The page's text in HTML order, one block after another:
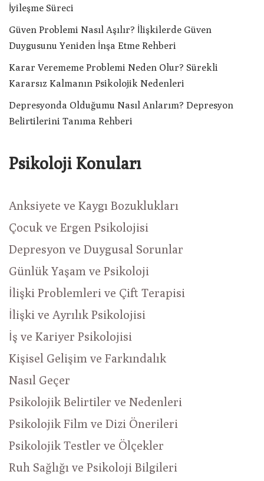
İyileşme Süreci
Güven Problemi Nasıl Aşılır? İlişkilerde Güven
Duygusunu Yeniden İnşa Etme Rehberi
Karar Verememe Problemi Neden Olur? Sürekli
Kararsız Kalmanın Psikolojik Nedenleri
Depresyonda Olduğumu Nasıl Anlarım? Depresyon
Belirtilerini Tanıma Rehberi
Psikoloji Konuları
Anksiyete ve Kaygı Bozuklukları
Çocuk ve Ergen Psikolojisi
Depresyon ve Duygusal Sorunlar
Günlük Yaşam ve Psikoloji
İlişki Problemleri ve Çift Terapisi
İlişki ve Ayrılık Psikolojisi
İş ve Kariyer Psikolojisi
Kişisel Gelişim ve Farkındalık
Nasıl Geçer
Psikolojik Belirtiler ve Nedenleri
Psikolojik Film ve Dizi Önerileri
Psikolojik Testler ve Ölçekler
Ruh Sağlığı ve Psikoloji Bilgileri